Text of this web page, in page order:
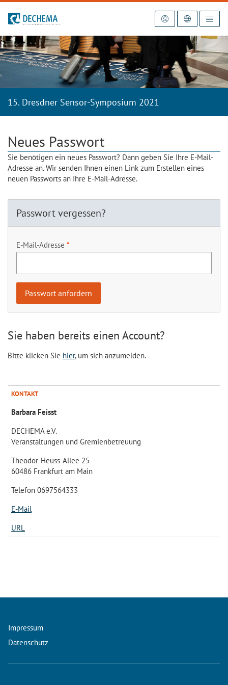
Zur Startseite
15. Dresdner Sensor-Symposium 2021
Neues Passwort
Sie benötigen ein neues Passwort? Dann geben Sie Ihre E-Mail-
Adresse an. Wir senden Ihnen einen Link zum Erstellen eines
neuen Passworts an Ihre E-Mail-Adresse.
Passwort vergessen?
E-Mail-Adresse
Sie haben bereits einen Account?
Bitte klicken Sie hier, um sich anzumelden.
KONTAKT
Barbara Feisst
DECHEMA e.V.
Veranstaltungen und Gremienbetreuung
Theodor-Heuss-Allee 25
60486 Frankfurt am Main
Telefon 0697564333
E-Mail
URL
Impressum
Datenschutz